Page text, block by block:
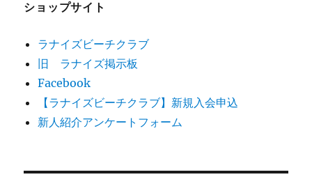
ショップサイト
ラナイズビーチクラブ
旧 ラナイズ掲示板
Facebook
【ラナイズビーチクラブ】新規入会申込
新人紹介アンケートフォーム